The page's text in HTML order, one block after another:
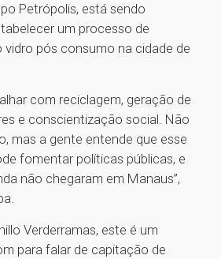
Petrópolis, está sendo
um processo de
vidro pós consumo na cidade de
com reciclagem, geração de
e conscientização social. Não
mas a gente entende que esse
fomentar políticas públicas, e
não chegaram em Manaus”,
Verderramas, este é um
para falar de capitação de